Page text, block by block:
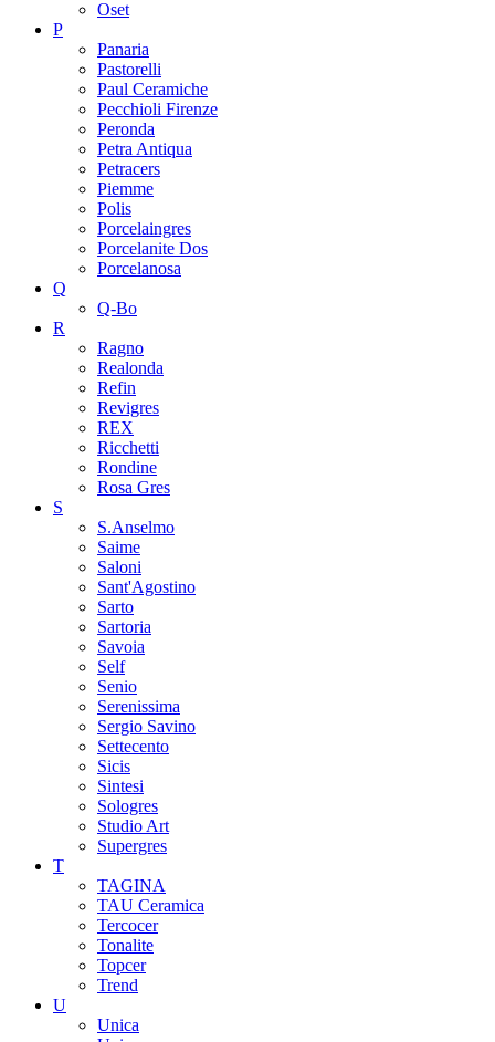
Oset
P
Panaria
Pastorelli
Paul Ceramiche
Pecchioli Firenze
Peronda
Petra Antiqua
Petracers
Piemme
Polis
Porcelaingres
Porcelanite Dos
Porcelanosa
Q
Q-Bo
R
Ragno
Realonda
Refin
Revigres
REX
Ricchetti
Rondine
Rosa Gres
S
S.Anselmo
Saime
Saloni
Sant'Agostino
Sarto
Sartoria
Savoia
Self
Senio
Serenissima
Sergio Savino
Settecento
Sicis
Sintesi
Sologres
Studio Art
Supergres
T
TAGINA
TAU Ceramica
Tercocer
Tonalite
Topcer
Trend
U
Unica